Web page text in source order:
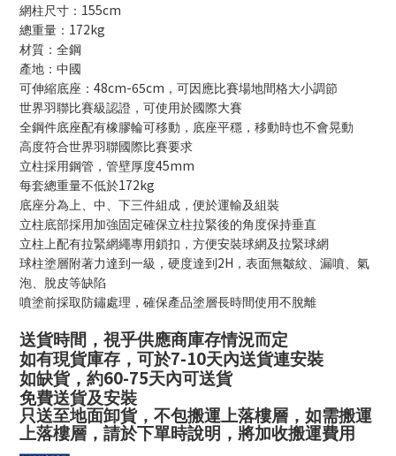
網柱尺寸： 155cm
總重量： 172kg
材質：全鋼
產地：中國
可伸縮底座： 48cm-65cm ，可因應比賽場地間格大小調節
世界羽聯比賽級認證，可使用於國際大賽
全鋼件底座配有橡膠輪可移動，底座平穩，移動時也不會晃動
高度符合世界羽聯國際比賽要求
立柱採用鋼管，管壁厚度45mm
每套總重量不低於172kg
底座分為上、中、下三件組成，便於運輸及組裝
立柱底部採用加強固定確保立柱拉緊後的角度保持垂直
立柱上配有拉緊網繩專用鎖扣，方便安裝球網及拉緊球網
球柱塗層附著力達到一級，硬度達到 2H ，表面無皺紋、漏噴、氣
泡、脫皮等缺陷
噴塗前採取防鏽處理，確保產品塗層長時間使用不脫離
送貨時間，視乎供應商庫存情況而定
如有現貨庫存，可於7-10天內送貨連安裝
如缺貨，約60-75天內可送貨
免費送貨及安裝
只送至地面卸貨，不包搬運上落樓層，如需搬運
上落樓層，請於下單時說明，將加收搬運費用